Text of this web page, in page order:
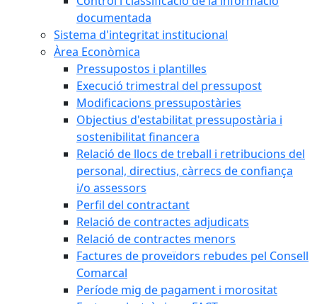
documentada
Sistema d'integritat institucional
Àrea Econòmica
Pressupostos i plantilles
Execució trimestral del pressupost
Modificacions pressupostàries
Objectius d'estabilitat pressupostària i
sostenibilitat financera
Relació de llocs de treball i retribucions del
personal, directius, càrrecs de confiança
i/o assessors
Perfil del contractant
Relació de contractes adjudicats
Relació de contractes menors
Factures de proveïdors rebudes pel Consell
Comarcal
Període mig de pagament i morositat